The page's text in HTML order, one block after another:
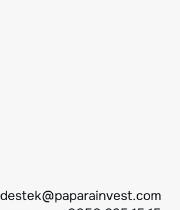
destek@paparainvest.com